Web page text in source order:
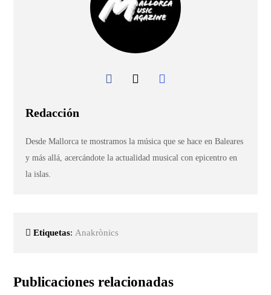
Redacción
Desde Mallorca te mostramos la música que se hace en Baleares
y más allá, acercándote la actualidad musical con epicentro en
la islas.
Etiquetas: Anakrònics
Publicaciones relacionadas